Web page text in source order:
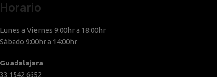
Horario
Lunes a Viernes 9:00hr a 18:00hr
Sábado 9:00hr a 14:00hr
Guadalajara
33 1542 6652